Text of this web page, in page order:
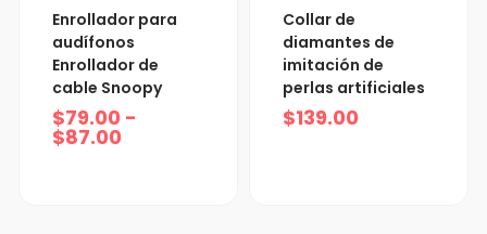
Enrollador para
audífonos
Enrollador de
cable Snoopy
$79.00 -
$87.00
Rango
de
precios:
desde
$79.00
hasta
Collar de
diamantes de
imitación de
perlas artificiales
$139.00